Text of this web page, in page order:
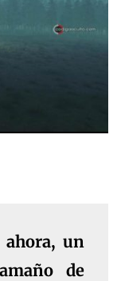
ahora, un
de